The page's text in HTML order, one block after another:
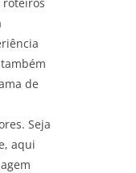
de
Seja
aqui